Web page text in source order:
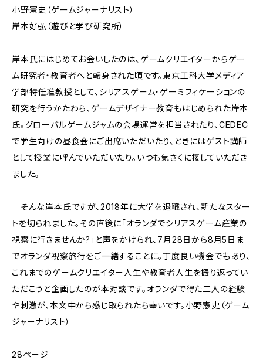
小野憲史（ゲームジャーナリスト）
岸本好弘（遊びと学び研究所）
岸本氏にはじめてお会いしたのは、ゲームクリエイターからゲー
ム研究者・教育者へと転身された頃です。東京工科大学メディア
学部特任准教授として、シリアスゲーム・ゲーミフィケーションの
研究を行うかたわら、ゲームデザイナー教育もはじめられた岸本
氏。グローバルゲームジャムの会場運営を担当されたり、CEDEC
で学生向けの昼食会にご出席いただいたり、ときにはゲスト講師
として授業に呼んでいただいたり。いつも気さくに接していただき
ました。
そんな岸本氏ですが、2018年に大学を退職され、新たなスター
トを切られました。その直後に「オランダでシリアスゲーム産業の
視察に行きませんか?」と声をかけられ、7月28日から8月5日ま
でオランダ視察旅行をご一緒することに。丁度良い機会でもあり、
これまでのゲームクリエイター人生や教育者人生を振り返ってい
ただこうと企画したのが本対談です。オランダで得た二人の経験
や刺激が、本文中から感じ取られたら幸いです。小野憲史（ゲーム
ジャーナリスト）
28ページ